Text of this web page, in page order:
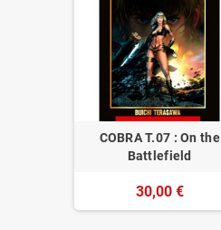
COBRA T.07 : On the
Battlefield
30,00 €